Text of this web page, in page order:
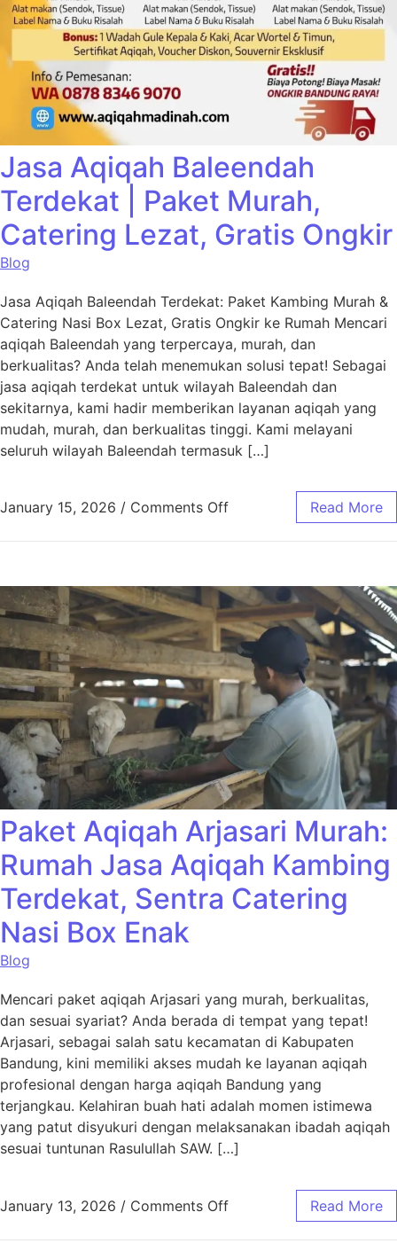
Jasa Aqiqah Baleendah
Terdekat | Paket Murah,
Catering Lezat, Gratis Ongkir
Blog
Jasa Aqiqah Baleendah Terdekat: Paket Kambing Murah &
Catering Nasi Box Lezat, Gratis Ongkir ke Rumah Mencari
aqiqah Baleendah yang terpercaya, murah, dan
berkualitas? Anda telah menemukan solusi tepat! Sebagai
jasa aqiqah terdekat untuk wilayah Baleendah dan
sekitarnya, kami hadir memberikan layanan aqiqah yang
mudah, murah, dan berkualitas tinggi. Kami melayani
seluruh wilayah Baleendah termasuk […]
January 15, 2026 / Comments Off Read More
Paket Aqiqah Arjasari Murah:
Rumah Jasa Aqiqah Kambing
Terdekat, Sentra Catering
Nasi Box Enak
Blog
Mencari paket aqiqah Arjasari yang murah, berkualitas,
dan sesuai syariat? Anda berada di tempat yang tepat!
Arjasari, sebagai salah satu kecamatan di Kabupaten
Bandung, kini memiliki akses mudah ke layanan aqiqah
profesional dengan harga aqiqah Bandung yang
terjangkau. Kelahiran buah hati adalah momen istimewa
yang patut disyukuri dengan melaksanakan ibadah aqiqah
sesuai tuntunan Rasulullah SAW. […]
January 13, 2026 / Comments Off Read More